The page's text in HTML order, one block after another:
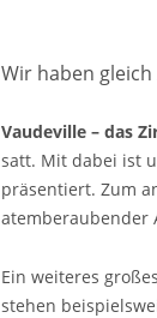
Wir haben
Vaudeville – das
satt. Mit dabei ist
präsentiert. Zum
atemberaubender
Ein weiteres
stehen